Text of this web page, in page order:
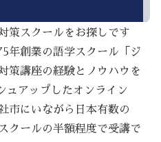
策スクールをお探しです
年創業の語学スクール「ジ
策講座の経験とノウハウを
ュアップしたオンライン
市にいながら日本有数の
クールの半額程度で受講で